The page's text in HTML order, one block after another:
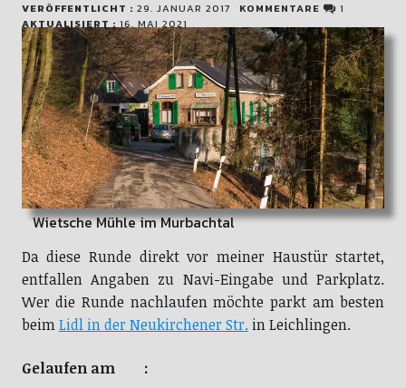
VERÖFFENTLICHT : 29. JANUAR 2017 KOMMENTARE
1
AKTUALISIERT : 16. MAI 2021
Wietsche Mühle im Murbachtal
Da diese Runde direkt vor meiner Haustür startet,
entfallen Angaben zu Navi-Eingabe und Parkplatz.
Wer die Runde nachlaufen möchte parkt am besten
beimLidl in der Neukirchener Str. in Leichlingen.
Gelaufen am :